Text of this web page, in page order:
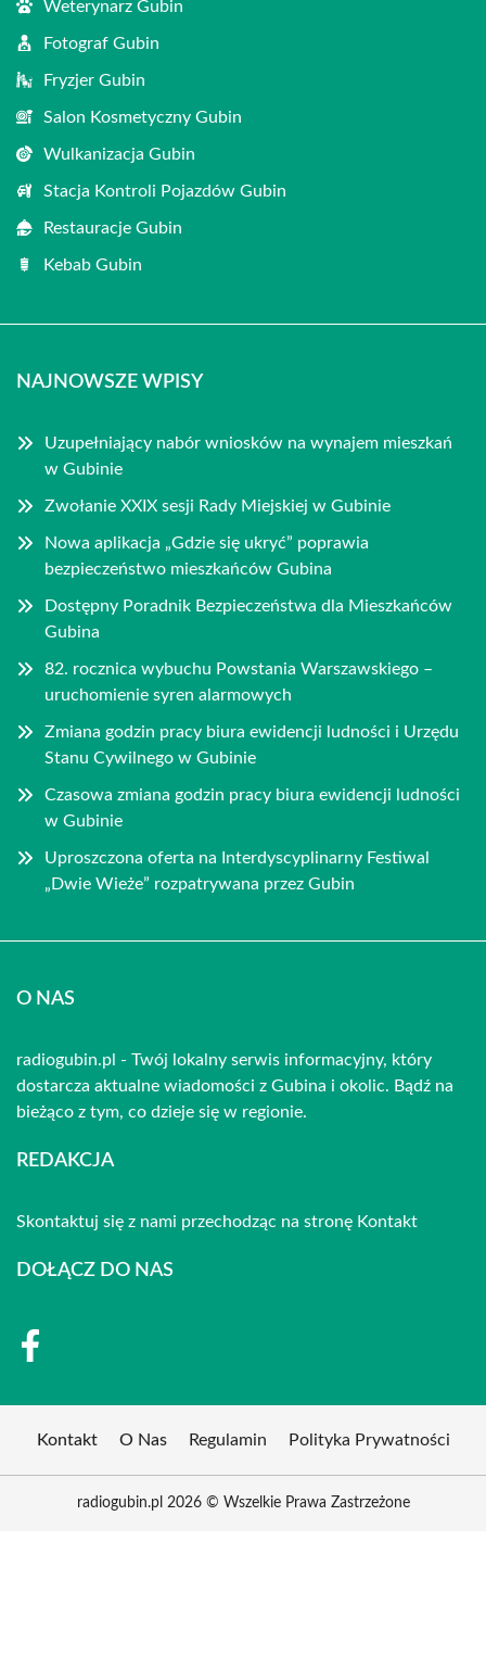
Weterynarz Gubin
Fotograf Gubin
Fryzjer Gubin
Salon Kosmetyczny Gubin
Wulkanizacja Gubin
Stacja Kontroli Pojazdów Gubin
Restauracje Gubin
Kebab Gubin
NAJNOWSZE WPISY
Uzupełniający nabór wniosków na wynajem mieszkań
w Gubinie
Zwołanie XXIX sesji Rady Miejskiej w Gubinie
Nowa aplikacja „Gdzie się ukryć” poprawia
bezpieczeństwo mieszkańców Gubina
Dostępny Poradnik Bezpieczeństwa dla Mieszkańców
Gubina
82. rocznica wybuchu Powstania Warszawskiego –
uruchomienie syren alarmowych
Zmiana godzin pracy biura ewidencji ludności i Urzędu
Stanu Cywilnego w Gubinie
Czasowa zmiana godzin pracy biura ewidencji ludności
w Gubinie
Uproszczona oferta na Interdyscyplinarny Festiwal
„Dwie Wieże” rozpatrywana przez Gubin
O NAS
radiogubin.pl - Twój lokalny serwis informacyjny, który
dostarcza aktualne wiadomości z Gubina i okolic. Bądź na
bieżąco z tym, co dzieje się w regionie.
REDAKCJA
Skontaktuj się z nami przechodząc na stronę Kontakt
DOŁĄCZ DO NAS
Kontakt O Nas Regulamin Polityka Prywatności
radiogubin.pl 2026 © Wszelkie Prawa Zastrzeżone